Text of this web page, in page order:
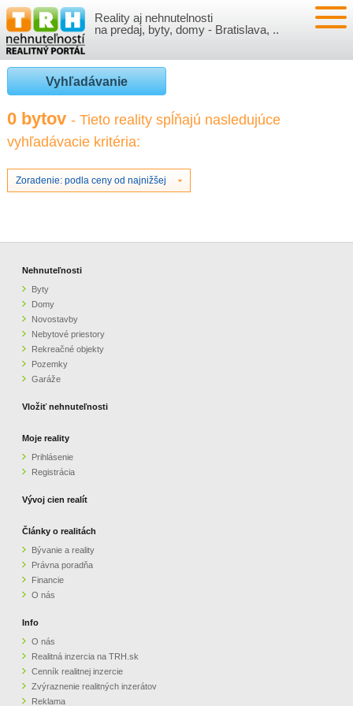
Reality aj nehnutelnosti
na predaj, byty, domy - Bratislava, ..
NEHNUTEĽNOSTI
BYTY
NOVOSTAVBY
NEBYTOVÉ PRIESTORY
GARÁŽE
VLOŽIŤ NEHNUTEĽNOSTI
PRIHLÁSENIE
REGISTRÁCIA
VÝVOJ CIEN REALÍT
ČLÁNKY O REALITÁCH
O NÁS
CENNÍK REALITNEJ INZERCIE
ZVÝRAZNENIE REALITNÝCH INZERÁTOV
PARTNERI
OBCHODNÉ PODMIENKY
KONTAKT
Vyhľadávanie
0 bytov - Tieto reality spĺňajú nasledujúce
vyhľadávacie kritéria:
Zoradenie: podla ceny od najnižšej
Nehnuteľnosti
Byty
Domy
Novostavby
Nebytové priestory
Rekreačné objekty
Pozemky
Garáže
Vložiť nehnuteľnosti
Moje reality
Prihlásenie
Registrácia
Vývoj cien realít
Články o realitách
Bývanie a reality
Právna poradňa
Financie
O nás
Info
O nás
Realitná inzercia na TRH.sk
Cenník realitnej inzercie
Zvýraznenie realitných inzerátov
Reklama